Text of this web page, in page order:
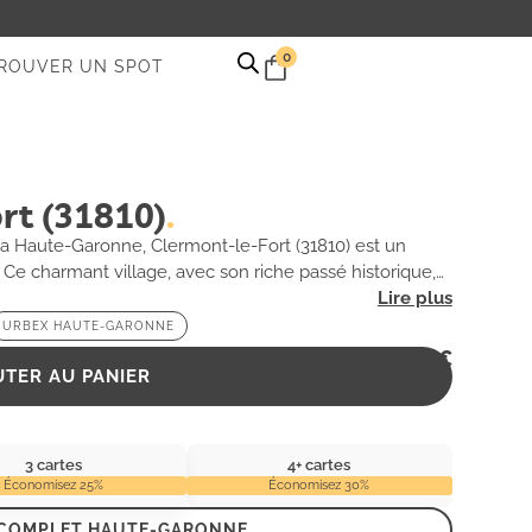
UN SPOT
0
(31810)
Haute-Garonne, Clermont-le-Fort (31810) est un
charmant village, avec son riche passé historique,
s’être arrêté. Les anciennes structures, envahies
révolue, invitant les explorateurs à découvrir
de photographie ou un aventurier en quête de
une expérience inoubliable au cœur de l’urbex.
URBEX HAUTE-GARONNE
2,99€
AU PANIER
3 cartes
Économisez 25%
4+ cartes
Économisez 30%